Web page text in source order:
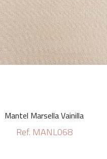
Mantel Marsella Vainilla
Ref. MANL068